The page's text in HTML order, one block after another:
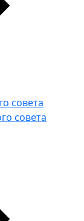
совета
совета